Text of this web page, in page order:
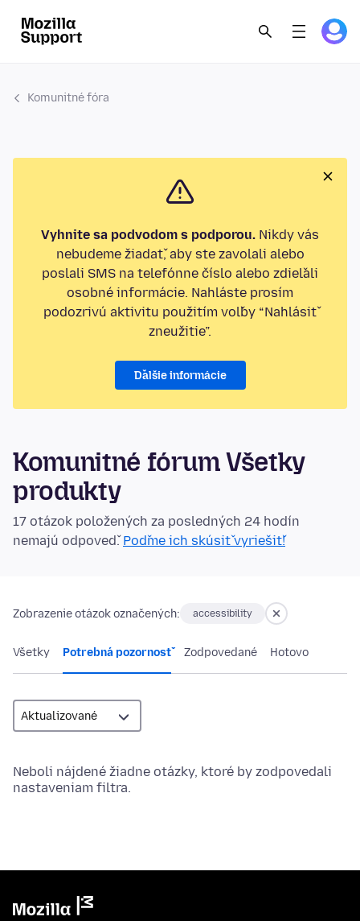
Komunitné fóra
Vyhnite sa podvodom s podporou. Nikdy vás
nebudeme žiadať, aby ste zavolali alebo
poslali SMS na telefónne číslo alebo zdieľali
osobné informácie. Nahláste prosím
podozrivú aktivitu použitím voľby “Nahlásiť
zneužitie”.
Ďalšie informácie
Komunitné fórum Všetky
produkty
17 otázok položených za posledných 24 hodín
nemajú odpoveď.Poďme ich skúsiť vyriešiť!
Zobrazenie otázok označených: accessibility
Všetky Potrebná pozornosť Zodpovedané Hotovo
Neboli nájdené žiadne otázky, ktoré by zodpovedali
nastaveniam filtra.